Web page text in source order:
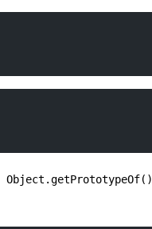
Object.getPrototypeOf()